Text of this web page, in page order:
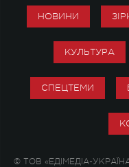
НОВИНИ
КУЛЬТУРА
СПЕЦТЕМИ
© ТОВ «ЕДІМЕДІА-